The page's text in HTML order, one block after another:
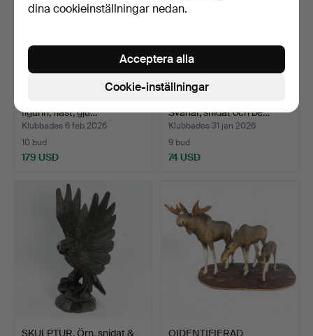
figurin, häst, gju…
Klubbades 6 feb 2026
10 bud
179 USD
Svanar, snidat och be…
Klubbades 31 jan 2026
9 bud
74 USD
SKULPTUR. Örn, snidat &
OIDENTIFIERAD
dina cookieinställningar nedan.
Cookie-inställningar
Acceptera alla